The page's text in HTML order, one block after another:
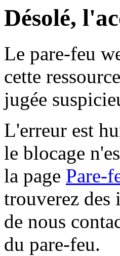
Désolé,
Le pare-feu
cette
jugée
L'erreur est
le blocage
la page Pare-
trouverez des
de nous
du pare-feu.